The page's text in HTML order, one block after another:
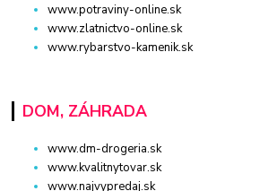
www.potraviny-online.sk
www.zlatnictvo-online.sk
www.rybarstvo-kamenik.sk
DOM, ZÁHRADA
www.dm-drogeria.sk
www.kvalitnytovar.sk
www.najvypredaj.sk